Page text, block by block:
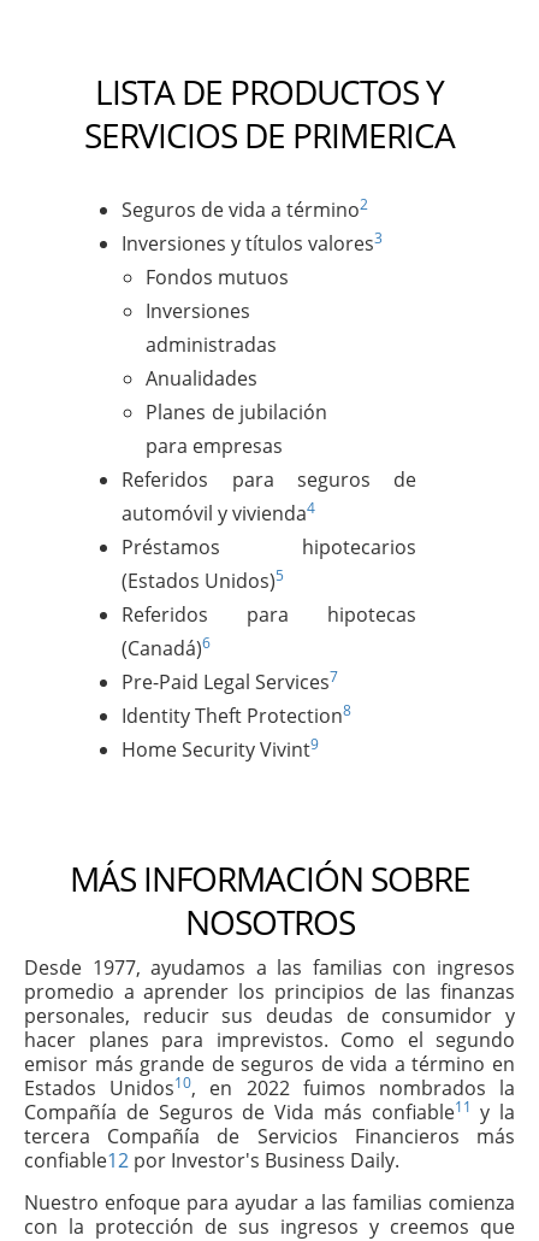
LISTA DE PRODUCTOS Y
SERVICIOS DE PRIMERICA
Seguros de vida a término2
Inversiones y títulos valores3
Fondos mutuos
Inversiones
administradas
Anualidades
Planes de jubilación
para empresas
Referidos para seguros de
automóvil y vivienda4
Préstamos hipotecarios
(Estados Unidos)5
Referidos para hipotecas
(Canadá)6
Pre-Paid Legal Services7
Identity Theft Protection8
Home Security Vivint9
MÁS INFORMACIÓN SOBRE
NOSOTROS
Desde 1977, ayudamos a las familias con ingresos
promedio a aprender los principios de las finanzas
personales, reducir sus deudas de consumidor y
hacer planes para imprevistos. Como el segundo
emisor más grande de seguros de vida a término en
Estados Unidos10, en 2022 fuimos nombrados la
Compañía de Seguros de Vida más confiable11 y la
tercera Compañía de Servicios Financieros más
confiable12 por Investor's Business Daily.
Nuestro enfoque para ayudar a las familias comienza
con la protección de sus ingresos y creemos que